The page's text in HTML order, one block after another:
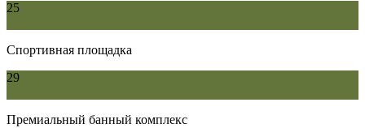
25
Спортивная площадка
29
Премиальный банный комплекс